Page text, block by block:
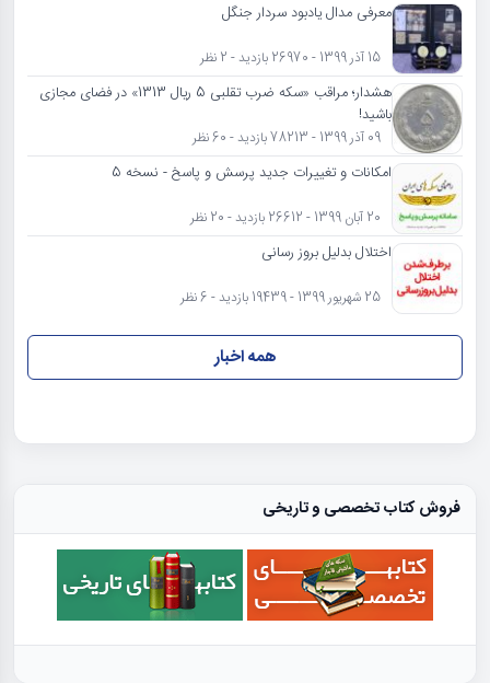
معرفی مدال یادبود سردار جنگل
15 آذر 1399 - 26970 بازدید - 2 نظر
هشدار؛ مراقب «سکه ضرب تقلبی 5 ریال 1313» در فضای مجازی
باشید!
09 آذر 1399 - 78213 بازدید - 60 نظر
امکانات و تغییرات جدید پرسش و پاسخ - نسخه 5
20 آبان 1399 - 26612 بازدید - 20 نظر
اختلال بدلیل بروز رسانی
25 شهریور 1399 - 19439 بازدید - 6 نظر
همه اخبار
فروش کتاب تخصصی و تاریخی